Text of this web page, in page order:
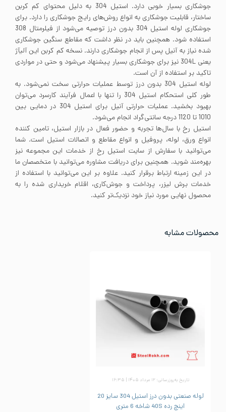
جوشکاری بسیار خوبی دارد. استیل 304 به دلیل محتوای کم کربن
ساختار، قابلیت جوشکاری به انواع روش‌های رایج جوشکاری را دارد. برای
جوشکاری لوله استیل 304 بدون درز توصیه می‌شود از فیلرمتال 308
استفاده شود. همچنین باید در نظر داشت که مقاطع سنگین جوشکاری
شده نیاز به آنیل پس از انجام جوشکاری دارند. نسخه کم کربن این آلیآژ
یعنی 304L نیز برای جوشکاری بسیار پیشنهاد می‌شود و حتی در مواردی
تاکید بر استفاده از آن است.
لوله استیل 304 بدون درز توسط عملیات حرارتی سخت نمی‌شود. به
طور کلی استحکام استیل 304 را تنها با اعمال فرآیند کارسرد می‌توان
بهبود بخشید. عملیات حرارتی آنیل برای استیل 304 در دمایی بین
1010 تا 1120 درجه سانتی‌گراد انجام می‌شود.
استیل رخ با سال‌ها تجربه و حضور فعال در بازار استیل، تامین کننده
انواع ورق، لوله، پروفیل و انواع مقاطع و اتصالات استیل است. شما
می‌توانید با سفارش از سایت استیل رخ از خدمات این مجموعه نیز
بهره‌مند شوید. همچنین برای دریافت مشاوره می‌توانید با متخصصان ما
در این زمینه ارتباط برقرار کنید. علاوه بر این می‌توانید با استفاده از
خدمات برش لیزر، پرداخت و جوش‌کاری، اقلام خریداری شده را به
محصول نهایی مورد نیاز خود نزدیک‌تر کنید.
محصولات مشابه
تاریخ به‌روزرسانی: ۱۲ مرداد ۱۴۰۵ | ۱۶:۳۵
لوله صنعتی بدون درز استیل 304 سایز 20
اینچ رده 40S شاخه 6 متری